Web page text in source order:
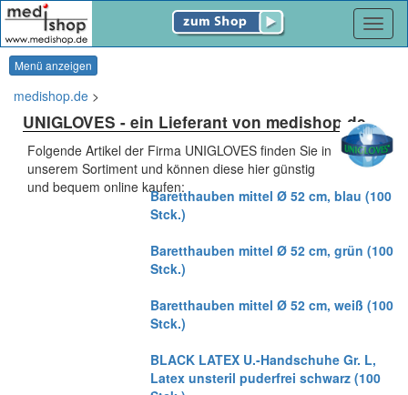
Menü anzeigen
medishop.de >
UNIGLOVES - ein Lieferant von medishop.de
Folgende Artikel der Firma UNIGLOVES finden Sie in
unserem Sortiment und können diese hier günstig
und bequem online kaufen:Baretthauben mittel Ø 52 cm, blau (100
Stck.)
Baretthauben mittel Ø 52 cm, grün (100
Stck.)
Baretthauben mittel Ø 52 cm, weiß (100
Stck.)
BLACK LATEX U.-Handschuhe Gr. L,
Latex unsteril puderfrei schwarz (100